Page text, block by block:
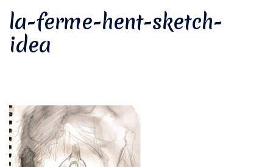
la-ferme-hent-sketch-
idea